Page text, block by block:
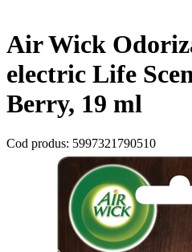
Air Wick
electric Life
Berry, 19 ml
Cod produs: 5997321790510